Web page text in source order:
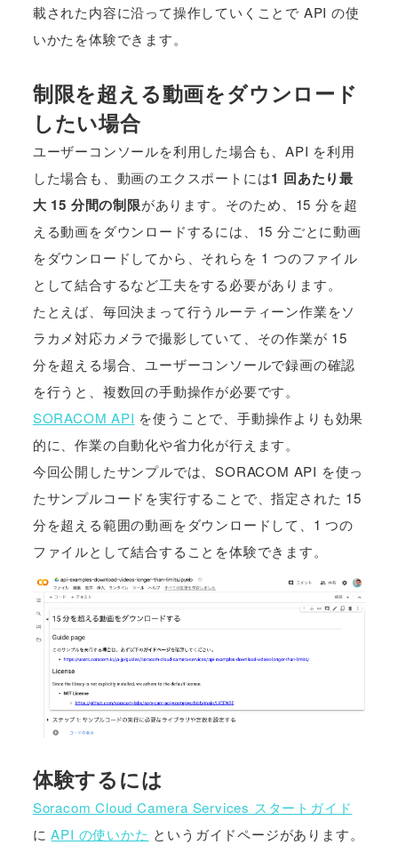
載された内容に沿って操作していくことで API の使
いかたを体験できます。
制限を超える動画をダウンロード
したい場合
ユーザーコンソールを利用した場合も、API を利用
した場合も、動画のエクスポートには1 回あたり最
大 15 分間の制限があります。そのため、15 分を超
える動画をダウンロードするには、15 分ごとに動画
をダウンロードしてから、それらを 1 つのファイル
として結合するなど工夫をする必要があります。
たとえば、毎回決まって行うルーティーン作業をソ
ラカメ対応カメラで撮影していて、その作業が 15
分を超える場合、ユーザーコンソールで録画の確認
を行うと、複数回の手動操作が必要です。
SORACOM API を使うことで、手動操作よりも効果
的に、作業の自動化や省力化が行えます。
今回公開したサンプルでは、SORACOM API を使っ
たサンプルコードを実行することで、指定された 15
分を超える範囲の動画をダウンロードして、1 つの
ファイルとして結合することを体験できます。
体験するには
Soracom Cloud Camera Services スタートガイド
にAPI の使いかた というガイドページがあります。